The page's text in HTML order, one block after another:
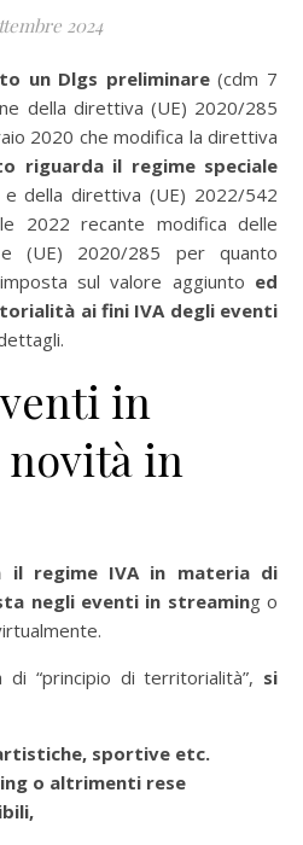
2024
un Dlgs preliminare(cdm 7
della direttiva (UE) 2020/285
2020 che modifica la direttiva
riguarda il regime speciale
della direttiva (UE) 2022/542
2022 recante modifica delle
(UE) 2020/285 per quanto
sul valore aggiunto ed
ai fini IVA degli eventi
in
in
il regime IVA in materia di
negli eventi in streaming o
“principio di territorialità”, si
sportive etc.
o altrimenti rese